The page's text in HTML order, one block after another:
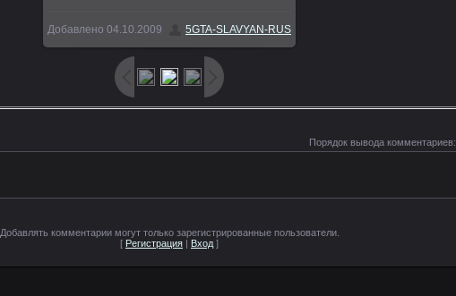
392.5Kb
Добавлено 04.10.2009 5GTA-SLAVYAN-RUS
Порядок вывода комментариев:
Добавлять комментарии могут только зарегистрированные пользователи.
[ Регистрация | Вход ]